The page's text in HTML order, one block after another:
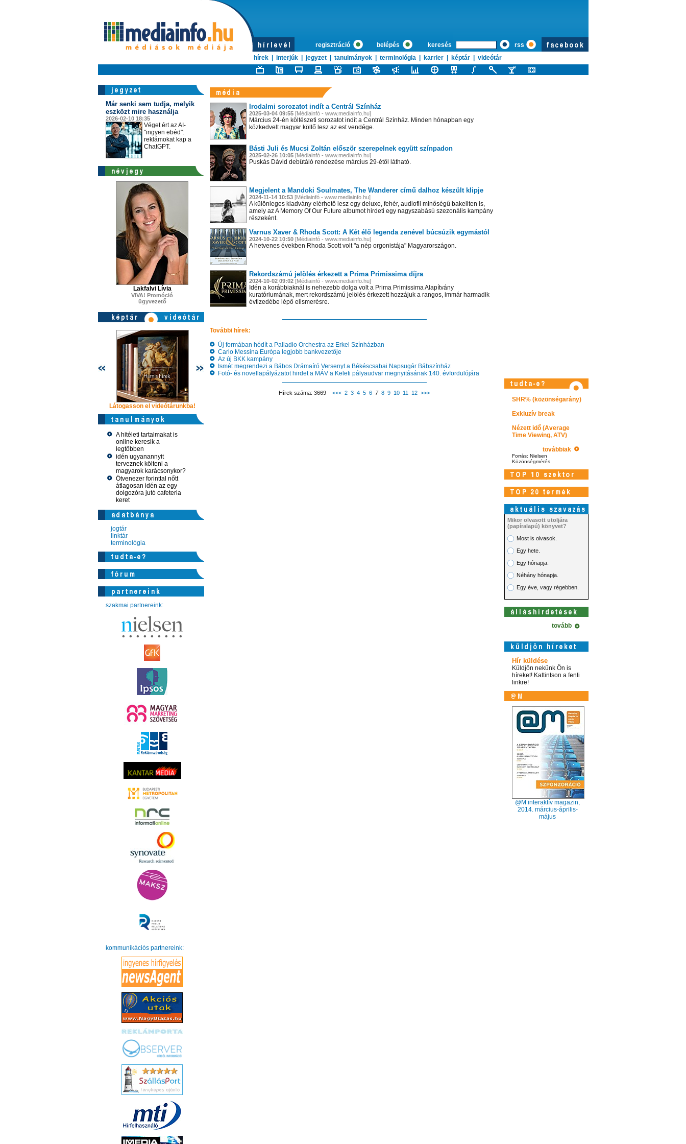
regisztráció belépés keresés
rss
hírek
interjúk jegyzet tanulmányok terminológia karrier képtár videótár
Már senki sem tudja, melyik
eszközt mire használja
2026-02-10 18:35
Véget ért az AI-
"ingyen ebéd":
reklámokat kap a
ChatGPT.
Lakfalvi Lívia
VIVA! Promóció
ügyvezető
Látogasson el videótárunkba!
A hitéleti tartalmakat is
online keresik a
legtöbben
idén ugyanannyit
terveznek költeni a
magyarok karácsonykor?
Ötvenezer forinttal nőtt
átlagosan idén az egy
dolgozóra jutó cafeteria
keret
jogtár
linktár
terminológia
szakmai partnereink:
kommunikációs partnereink:
Irodalmi sorozatot indít a Centrál Színház
2025-03-04 09:55[Médiainfó - www.mediainfo.hu]
Március 24-én költészeti sorozatot indít a Centrál Színház. Minden hónapban egy
közkedvelt magyar költő lesz az est vendége.
Básti Juli és Mucsi Zoltán először szerepelnek együtt színpadon
2025-02-26 10:05[Médiainfó - www.mediainfo.hu]
Puskás Dávid debütáló rendezése március 29-étől látható.
Megjelent a Mandoki Soulmates, The Wanderer című dalhoz készült klipje
2024-11-14 10:53[Médiainfó - www.mediainfo.hu]
A különleges kiadvány elérhető lesz egy deluxe, fehér, audiofil minőségű bakeliten is,
amely az A Memory Of Our Future albumot hirdeti egy nagyszabású szezonális kampány
részeként.
Varnus Xaver & Rhoda Scott: A Két élő legenda zenével búcsúzik egymástól
2024-10-22 10:50[Médiainfó - www.mediainfo.hu]
A hetvenes években Rhoda Scott volt "a nép orgonistája" Magyarországon.
Rekordszámú jelölés érkezett a Prima Primissima díjra
2024-10-02 09:02[Médiainfó - www.mediainfo.hu]
Idén a korábbiaknál is nehezebb dolga volt a Prima Primissima Alapítvány
kuratóriumának, mert rekordszámú jelölés érkezett hozzájuk a rangos, immár harmadik
évtizedébe lépő elismerésre.
További hírek:
Új formában hódít a Palladio Orchestra az Erkel Színházban
Carlo Messina Európa legjobb bankvezetője
Az új BKK kampány
Ismét megrendezi a Bábos Drámaíró Versenyt a Békéscsabai Napsugár Bábszínház
Fotó- és novellapályázatot hirdet a MÁV a Keleti pályaudvar megnyitásának 140. évfordulójára
Hírek száma: 3669 <<< 2 3 4 5 6 7 8 9 10 11 12 >>>
SHR% (közönségarány)
Exkluzív break
Nézett idő (Average
Time Viewing, ATV)
továbbiak
Forrás: Nielsen
Közönségmérés
Mikor olvasott utoljára
(papíralapú) könyvet?
Most is olvasok.
Egy hete.
Egy hónapja.
Néhány hónapja.
Egy éve, vagy régebben.
tovább
Hír küldése
Küldjön nekünk Ön is
híreket! Kattintson a fenti
linkre!
@M interaktív magazin,
2014. március-április-
május